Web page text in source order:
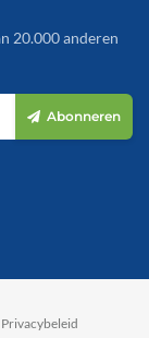
20.000 anderen
Abonneren
Privacybeleid